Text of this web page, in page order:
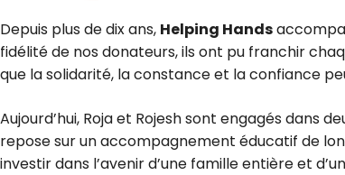
Depuis plus de dix ans, Helping Hands
fidélité de nos donateurs, ils ont pu franchir
que la solidarité, la constance et la confiance
Aujourd’hui, Roja et Rojesh sont engagés dans
repose sur un accompagnement éducatif de
investir dans l’avenir d’une famille entière et